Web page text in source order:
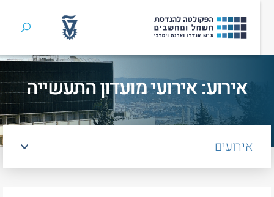
חיפוש
אירוע: אירועי מועדון התעשייה
אירועים